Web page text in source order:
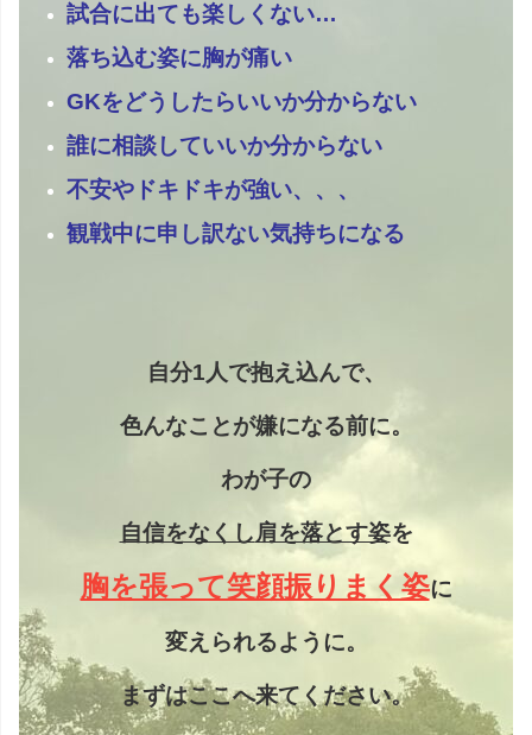
試合に出ても楽しくない…
落ち込む姿に胸が痛い
GKをどうしたらいいか分からない
誰に相談していいか分からない
不安やドキドキが強い、、、
観戦中に申し訳ない気持ちになる
自分1人で抱え込んで、
色んなことが嫌になる前に。
わが子の
自信をなくし肩を落とす姿を
胸を張って笑顔振りまく姿に
変えられるように。
まずはここへ来てください。